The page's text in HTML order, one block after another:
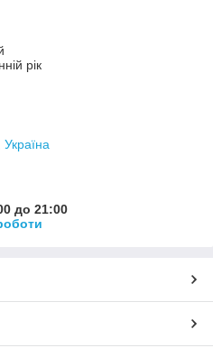
рік
Україна
до 21:00